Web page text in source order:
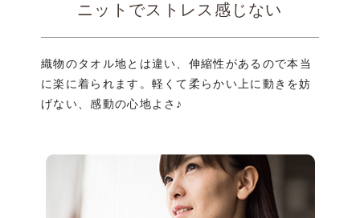
ら
ニットでストレス感じない
織物のタオル地とは違い、伸縮性があるので本当
に楽に着られます。 軽くて柔らかい上に動きを妨
げない、感動の心地よさ♪